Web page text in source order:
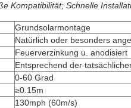
Kompatibilität; Schnelle
Grundsolarmontage
Natürlich oder besonders
Feuerverzinkung u. anodisiert
Entsprechend der
0-60 Grad
≥0.15m
130mph (60m/s)